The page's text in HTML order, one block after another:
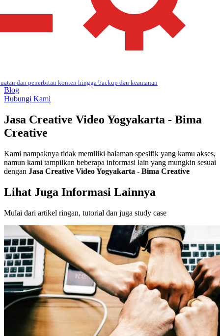
dan penerbitan konten hingga backup dan keamanan
Blog
Hubungi Kami
Jasa Creative Video Yogyakarta - Bima
Creative
Kami nampaknya tidak memiliki halaman spesifik yang kamu akses,
namun kami tampilkan beberapa informasi lain yang mungkin sesuai
dengan Jasa Creative Video Yogyakarta - Bima Creative
Lihat Juga Informasi Lainnya
Mulai dari artikel ringan, tutorial dan juga study case